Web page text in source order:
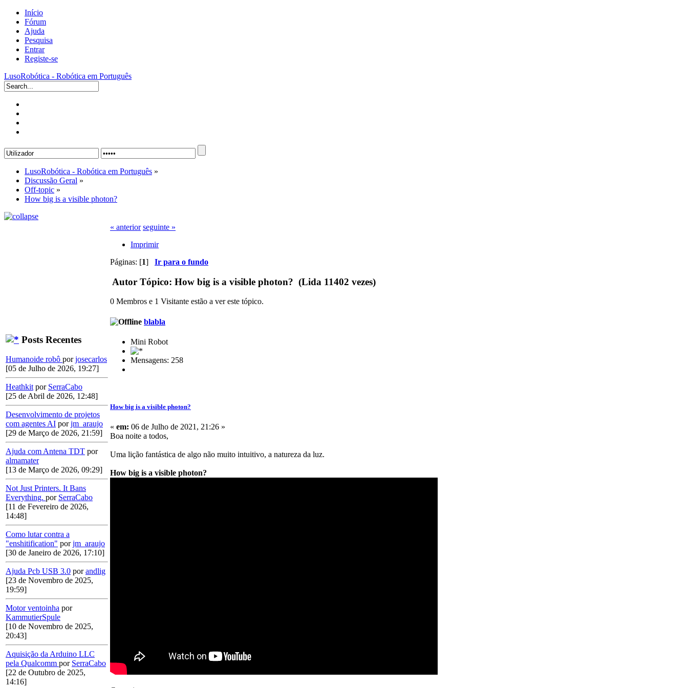
Início
Fórum
Ajuda
Pesquisa
Entrar
Registe-se
LusoRobótica - Robótica em Português
LusoRobótica - Robótica em Português »
Discussão Geral »
Off-topic »
How big is a visible photon?
Posts Recentes
Humanoide robô porjosecarlos
[05 de Julho de 2026, 19:27]
Heathkit por SerraCabo
[25 de Abril de 2026, 12:48]
Desenvolvimento de projetos
com agentes AI porjm_araujo
[29 de Março de 2026, 21:59]
Ajuda com Antena TDT por
almamater
[13 de Março de 2026, 09:29]
Not Just Printers. It Bans
Everything. por SerraCabo
[11 de Fevereiro de 2026,
14:48]
Como lutar contra a
"enshitification" porjm_araujo
[30 de Janeiro de 2026, 17:10]
Ajuda Pcb USB 3.0 porandlig
[23 de Novembro de 2025,
19:59]
Motor ventoinha por
KammutierSpule
[10 de Novembro de 2025,
20:43]
Aquisição da Arduino LLC
pela Qualcomm por SerraCabo
[22 de Outubro de 2025,
14:16]
« anterior seguinte »
Imprimir
Páginas: [1] Ir para o fundo
Autor Tópico: How big is a visible photon? (Lida 11402 vezes)
0 Membros e 1 Visitante estão a ver este tópico.
blabla
Mini Robot
Mensagens: 258
How big is a visible photon?
« em: 06 de Julho de 2021, 21:26 »
Boa noite a todos,
Uma lição fantástica de algo não muito intuitivo, a natureza da luz.
How big is a visible photon?